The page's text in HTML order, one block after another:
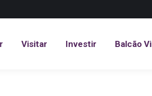
Visitar Investir Balcão
Visitar Investir Balcão